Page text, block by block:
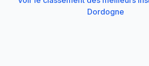
Dordogne